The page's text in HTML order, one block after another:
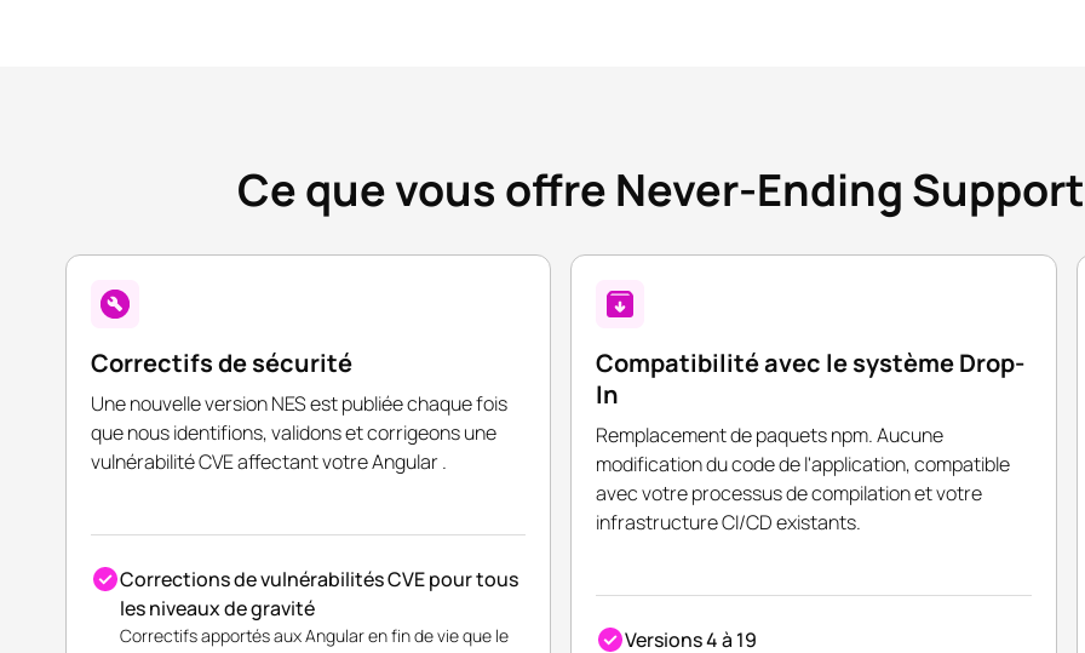
Ce que vous offre Never-Ending
Correctifs de sécurité
Une nouvelle version NES est publiée chaque fois
que nous identifions, validons et corrigeons une
vulnérabilité CVE affectant votre Angular .
Corrections de vulnérabilités CVE pour tous
les niveaux de gravité
Correctifs apportés aux Angular en fin de vie que le
Compatibilité avec le système Drop-
In
Remplacement de paquets npm. Aucune
modification du code de l'application, compatible
avec votre processus de compilation et votre
infrastructure CI/CD existants.
Versions 4 à 19